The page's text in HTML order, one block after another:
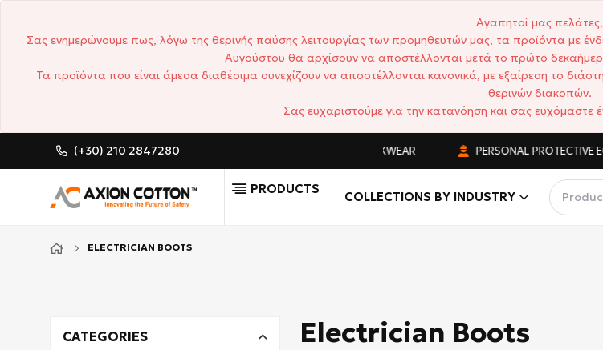
Αγαπητοί μας πελάτες,
Σας ενημερώνουμε πως, λόγω της θερινής παύσης λειτουργίας των προμηθευτών μας, τα προϊόντα με
Αυγούστου θα αρχίσουν να αποστέλλονται μετά το πρώτο
Τα προϊόντα που είναι άμεσα διαθέσιμα συνεχίζουν να αποστέλλονται κανονικά, με εξαίρεση το
θερινών διακοπών.
Σας ευχαριστούμε για την κατανόηση και σας ευχόμαστε
(+30) 210 2847280 CUSTOM MADE WORKWEAR PERSONAL PROTECTIVE
PRODUCTS
COLLECTIONS BY INDUSTRY
ELECTRICIAN BOOTS
CATEGORIES Electrician Boots